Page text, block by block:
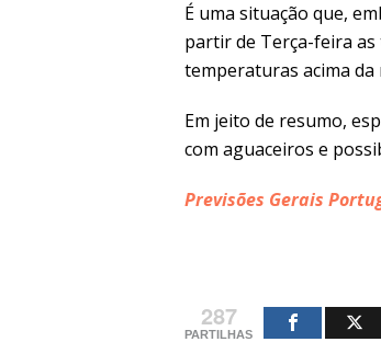
É uma situação que,
partir de Terça-feira
temperaturas acima da
Em jeito de resumo,
com aguaceiros e
Previsões Gerais
287
PARTILHAS